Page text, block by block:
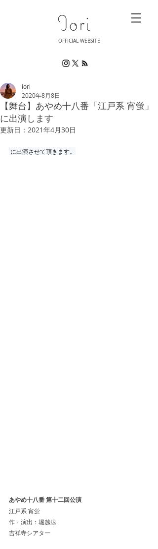
Iori
OFFICIAL WEBSITE
【舞台】あやめ十八番「江戸系 宵蛍」
に出演します
iori
2020年8月8日
更新日： 2021年4月30日
に出演させて頂きます。
あやめ十八番 第十二回公演
江戸系 宵蛍
作・演出：堀越涼
吉祥寺シアター